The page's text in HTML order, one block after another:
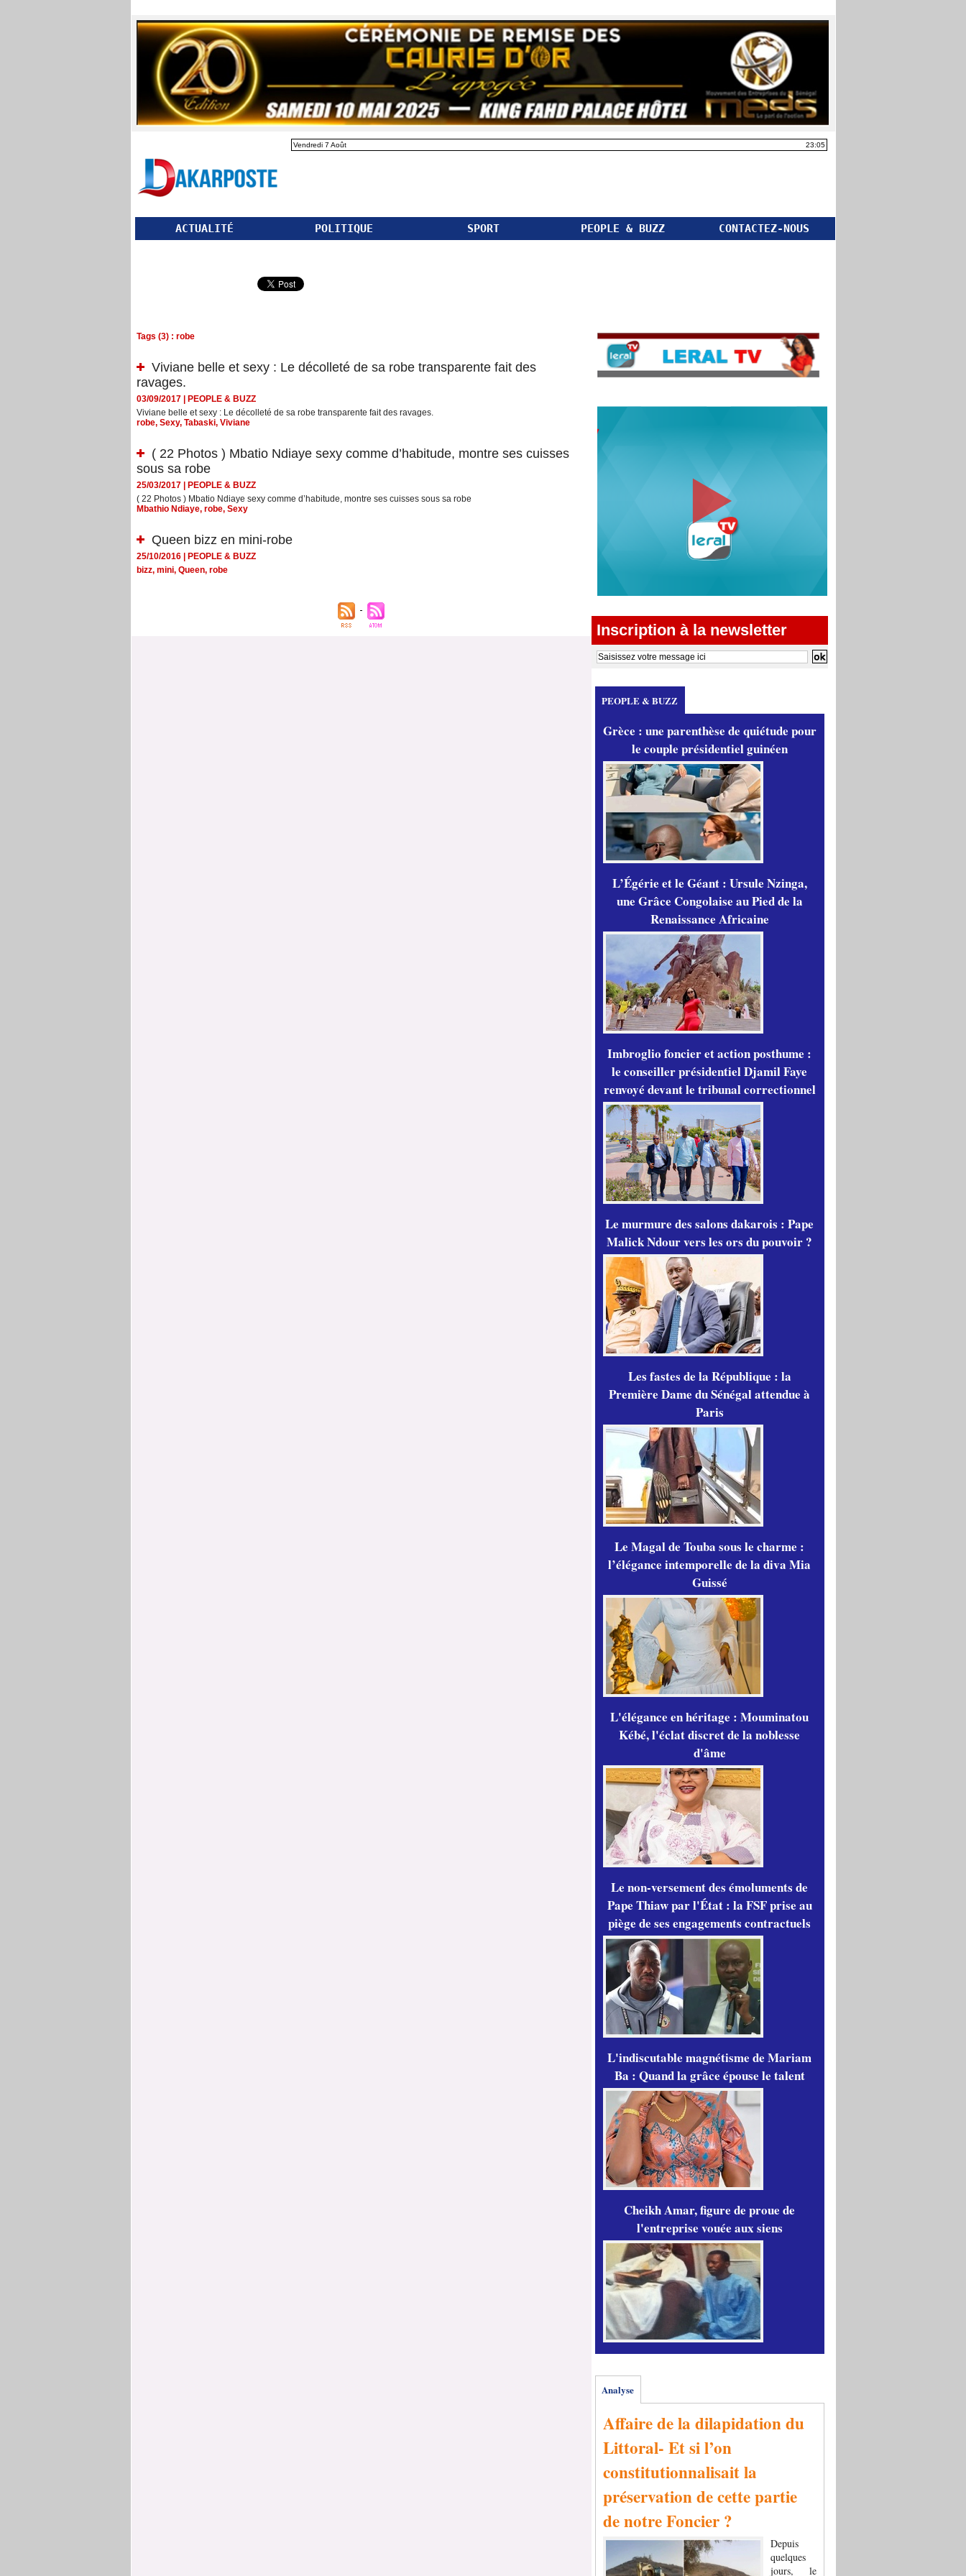
Vendredi 7 Août 23:05
ACTUALITÉ POLITIQUE SPORT PEOPLE & BUZZ CONTACTEZ-NOUS
Tags (3) : robe
Viviane belle et sexy : Le décolleté de sa robe transparente fait des
ravages.
03/09/2017|
PEOPLE & BUZZ
Viviane belle et sexy : Le décolleté de sa robe transparente fait des ravages.
robe, Sexy, Tabaski, Viviane
( 22 Photos ) Mbatio Ndiaye sexy comme d’habitude, montre ses cuisses
sous sa robe
25/03/2017|
PEOPLE & BUZZ
( 22 Photos ) Mbatio Ndiaye sexy comme d’habitude, montre ses cuisses sous sa robe
Mbathio Ndiaye, robe, Sexy
Queen bizz en mini-robe
25/10/2016|
PEOPLE & BUZZ
bizz, mini, Queen, robe
Inscription à la newsletter
PEOPLE & BUZZ
Grèce : une parenthèse de quiétude pour
le couple présidentiel guinéen
L’Égérie et le Géant : Ursule Nzinga,
une Grâce Congolaise au Pied de la
Renaissance Africaine
Imbroglio foncier et action posthume :
le conseiller présidentiel Djamil Faye
renvoyé devant le tribunal correctionnel
Le murmure des salons dakarois : Pape
Malick Ndour vers les ors du pouvoir ?
Les fastes de la République : la
Première Dame du Sénégal attendue à
Paris
Le Magal de Touba sous le charme :
l’élégance intemporelle de la diva Mia
Guissé
L'élégance en héritage : Mouminatou
Kébé, l'éclat discret de la noblesse
d'âme
Le non-versement des émoluments de
Pape Thiaw par l'État : la FSF prise au
piège de ses engagements contractuels
L'indiscutable magnétisme de Mariam
Ba : Quand la grâce épouse le talent
Cheikh Amar, figure de proue de
l'entreprise vouée aux siens
Analyse
Affaire de la dilapidation du
Littoral- Et si l’on
constitutionnalisait la
préservation de cette partie
de notre Foncier ?
Depuis
quelques
jours, le